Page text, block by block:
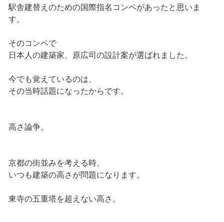
駅舎建替えのための国際指名コンペがあったと思いま
す。
そのコンペで
日本人の建築家、原広司の設計案が選ばれました。
今でも覚えているのは、
その当時話題になったからです。
高さ論争。
京都の街並みを考える時、
いつも建築の高さが問題になります。
東寺の五重塔を超えない高さ。